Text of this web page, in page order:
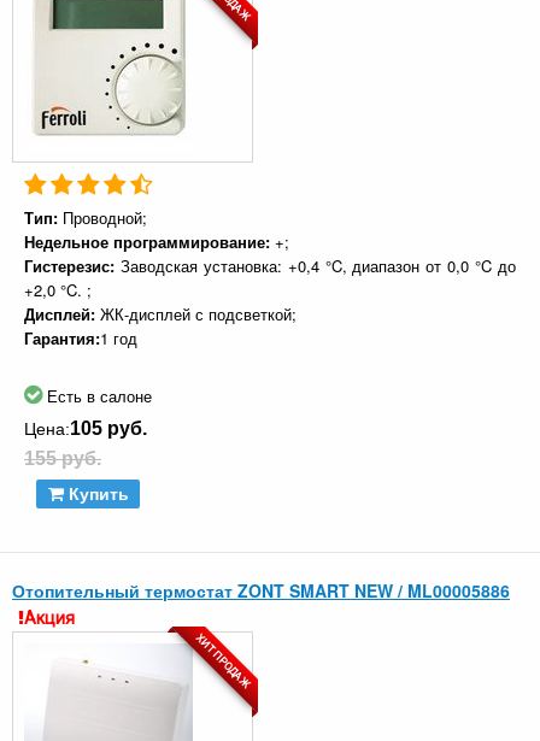
Тип: Проводной;
Недельное программирование: +;
Гистерезис: Заводская установка: +0,4 °C, диапазон от 0,0 °C до
+2,0 °C. ;
Дисплей: ЖК-дисплей с подсветкой;
Гарантия:1 год
Есть в салоне
Цена:105 руб.
155 руб.
Купить
Отопительный термостат ZONT SMART NEW / ML00005886
Акция
ХИТ ПРОДАЖ